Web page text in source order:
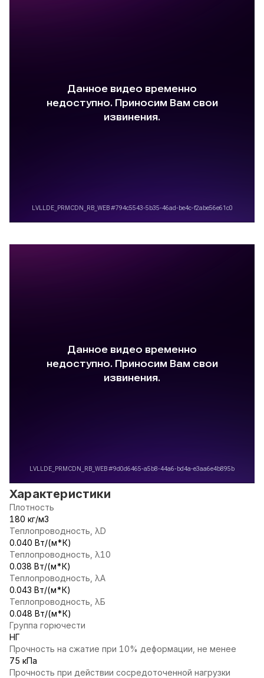
Характеристики
Плотность
180 кг/м3
Теплопроводность, λD
0.040 Вт/(м*К)
Теплопроводность, λ10
0.038 Вт/(м*К)
Теплопроводность, λА
0.043 Вт/(м*К)
Теплопроводность, λБ
0.048 Вт/(м*К)
Группа горючести
НГ
Прочность на сжатие при 10% деформации, не менее
75 кПа
Прочность при действии сосредоточенной нагрузки